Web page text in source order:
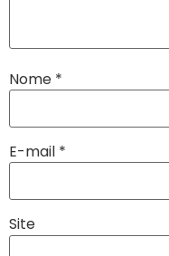
Nome *
E-mail *
Site